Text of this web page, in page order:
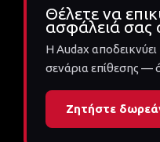
Θέλετε να
ασφάλειά σας
Η Audax
σενάρια επίθεσης —
Ζητήστε